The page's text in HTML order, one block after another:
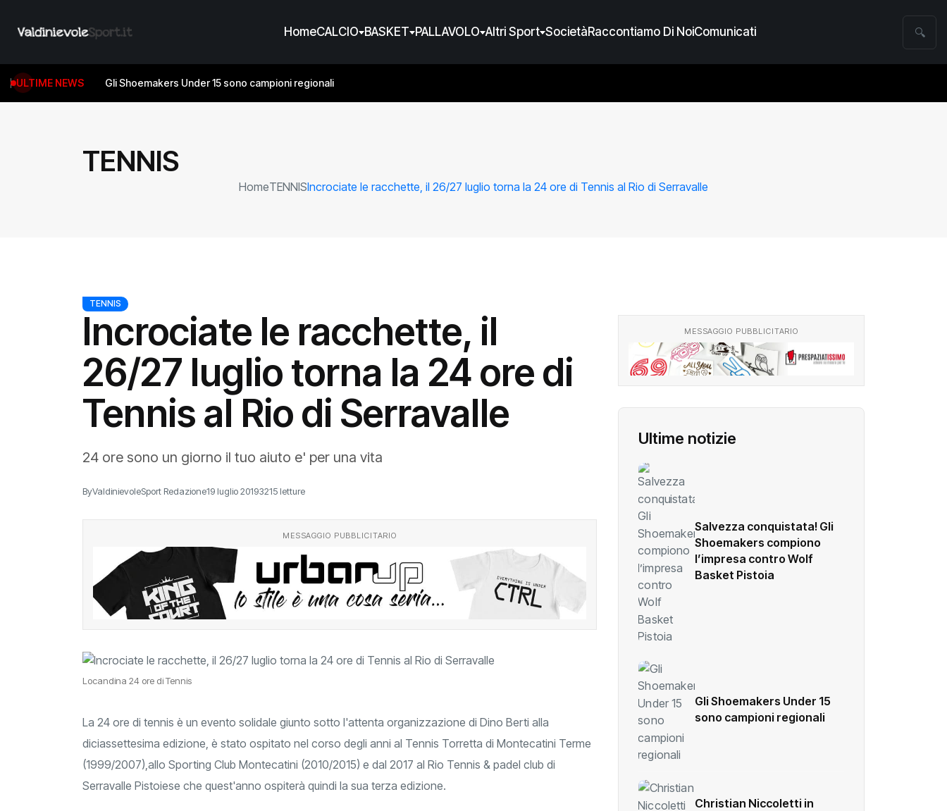
HomeCALCIO BASKET PALLAVOLO Altri Sport SocietàRaccontiamo Di NoiComunicati 🔍
ULTIME NEWS Gli Shoemakers Under 15 sono campioni regionali
TENNIS
HomeTENNISIncrociate le racchette, il 26/27 luglio torna la 24 ore di Tennis al Rio di Serravalle
TENNIS
Incrociate le racchette, il
26/27 luglio torna la 24 ore di
Tennis al Rio di Serravalle
24 ore sono un giorno il tuo aiuto e' per una vita
ByValdinievoleSport Redazione19 luglio 20193215 letture
MESSAGGIO PUBBLICITARIO
Locandina 24 ore di Tennis
La 24 ore di tennis è un evento solidale giunto sotto l'attenta organizzazione di Dino Berti alla
diciassettesima edizione, è stato ospitato nel corso degli anni al Tennis Torretta di Montecatini Terme
(1999/2007),allo Sporting Club Montecatini (2010/2015) e dal 2017 al Rio Tennis & padel club di
Serravalle Pistoiese che quest'anno ospiterà quindi la sua terza edizione.
MESSAGGIO PUBBLICITARIO
Ultime notizie
Salvezza conquistata! Gli
Shoemakers compiono
l’impresa contro Wolf
Basket Pistoia
Gli Shoemakers Under 15
sono campioni regionali
Christian Niccoletti in